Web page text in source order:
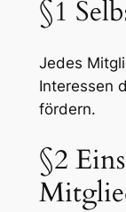
§1
Jedes
Interessen
fördern.
§2